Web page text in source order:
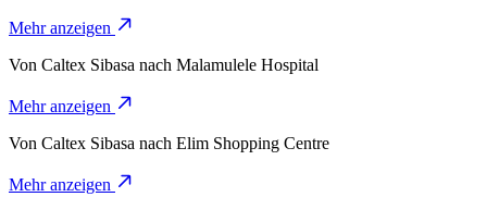
Mehr anzeigen
Von Caltex Sibasa nach Malamulele Hospital
Mehr anzeigen
Von Caltex Sibasa nach Elim Shopping Centre
Mehr anzeigen